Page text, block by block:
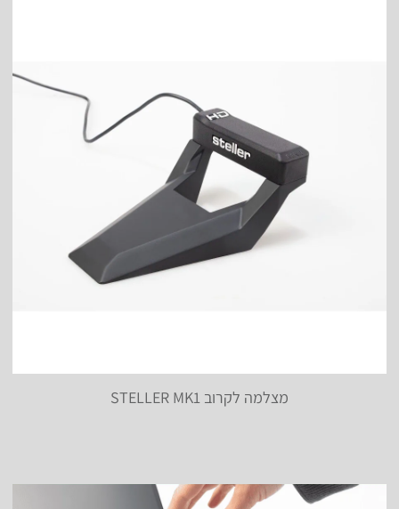
מצלמה לקרוב STELLER MK1